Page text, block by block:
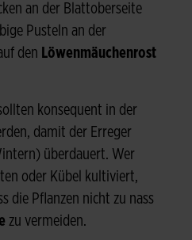
an der Blattoberseite
Pusteln an der
den Löwenmäuchenrost
konsequent in der
damit der Erreger
überdauert. Wer
oder Kübel kultiviert,
die Pflanzen nicht zu nass
zu vermeiden.